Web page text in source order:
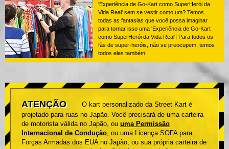
'Experiência de Go-Kart como SuperHerói da
Vida Real' sem se vestir como um? Temos
todas as fantasias que você possa imaginar
para tornar isso uma 'Experiência de Go-Kart
como SuperHerói da Vida Real'! Para todos os
fãs de super-heróis, não se preocupem, temos
todos eles também!
ATENÇÃO
O kart personalizado da Street Kart é
projetado para ruas no Japão. Você precisará de uma carteira
de motorista válida no Japão, ou uma Permissão
Internacional de Condução, ou uma Licença SOFA para
Forças Armadas dos EUA no Japão, ou sua própria carteira de